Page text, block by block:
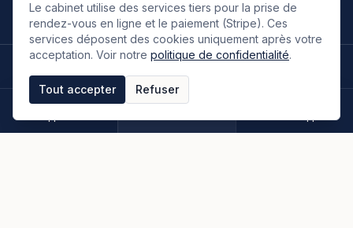
Le cabinet utilise des services tiers pour la prise de
rendez-vous en ligne et le paiement (Stripe). Ces
services déposent des cookies uniquement après votre
acceptation. Voir notre politique de confidentialité.
Tout accepter Refuser
LANGUES DE TRAVAIL
🇫🇷
Français
FR🇬🇧
Anglais
EN🇮🇹
ItalienIT🇪🇸
Espagnol
ES 🇷🇺
RusseRU🇮🇷
Persan
FA
Site conçu sur une idée originale de zIA digital.
Mentions légalesCGU & CGVPolitique de confidentialité
Espace clientsPaiement en lignePlan du site
Appeler Rendez-vous WhatsApp